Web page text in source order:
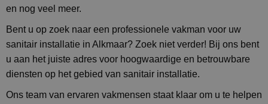
en nog veel meer.
Bent u op zoek naar een professionele vakman voor uw
sanitair installatie in Alkmaar? Zoek niet verder! Bij ons bent
u aan het juiste adres voor hoogwaardige en betrouwbare
diensten op het gebied van sanitair installatie.
Ons team van ervaren vakmensen staat klaar om u te helpen